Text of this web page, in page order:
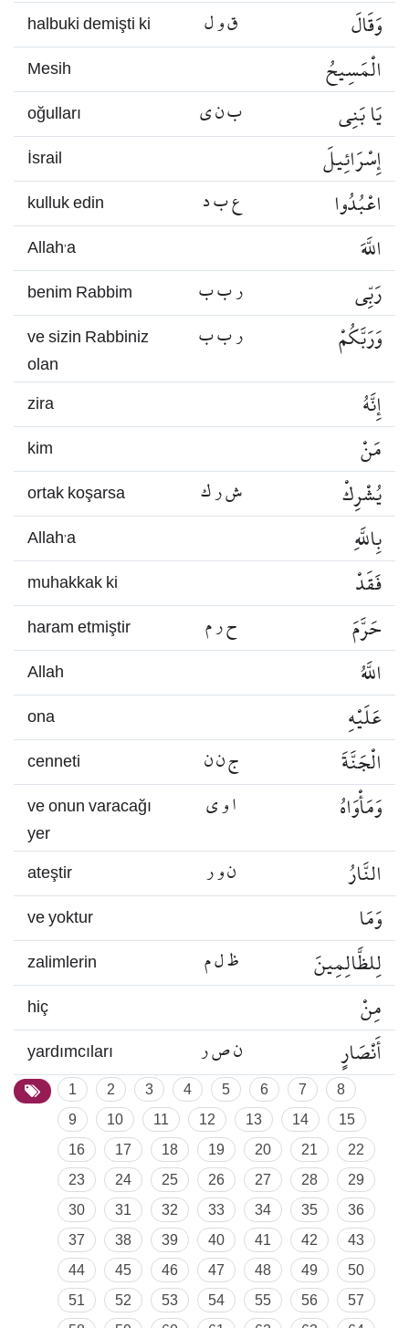
halbuki demişti ki ق و ل وَقَالَ
Mesih الْمَسِيحُ
oğulları ب ن ي يَا بَنِي
İsrail إِسْرَائِيلَ
kulluk edin ع ب د اعْبُدُوا
Allah’a اللَّهَ
benim Rabbim ر ب ب رَبِّي
ve sizin Rabbiniz
olan
ر ب ب وَرَبَّكُمْ
zira إِنَّهُ
kim مَنْ
ortak koşarsa ش ر ك يُشْرِكْ
Allah’a بِاللَّهِ
muhakkak ki فَقَدْ
haram etmiştir ح ر م حَرَّمَ
Allah اللَّهُ
ona عَلَيْهِ
cenneti ج ن ن الْجَنَّةَ
ve onun varacağı
yer
ا و ي وَمَأْوَاهُ
ateştir ن و ر النَّارُ
ve yoktur وَمَا
zalimlerin ظ ل م لِلظَّالِمِينَ
hiç مِنْ
yardımcıları ن ص ر أَنْصَارٍ
1 2 3 4 5 6 7
8
9
10 11 12 13 14
15
16
17 18 19 20 21
22
23
24 25 26 27 28
29
30
31 32 33 34 35
36
37
38 39 40 41 42
43
44
45 46 47 48 49
50
51
52 53 54 55 56
57